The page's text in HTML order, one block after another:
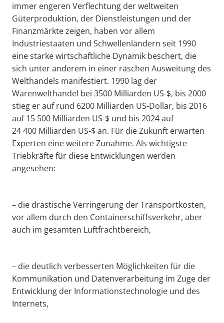
immer engeren Verflechtung der weltweiten
Güterproduktion, der Dienstleistungen und der
Finanzmärkte zeigen, haben vor allem
Industriestaaten und Schwellenländern seit 1990
eine starke wirtschaftliche Dynamik beschert, die
sich unter anderem in einer raschen Ausweitung des
Welthandels manifestiert. 1990 lag der
Warenwelthandel bei 3500 Milliarden US-$, bis 2000
stieg er auf rund 6200 Milliarden US-Dollar, bis 2016
auf 15 500 Milliarden US-$ und bis 2024 auf
24 400 Milliarden US-$ an. Für die Zukunft erwarten
Experten eine weitere Zunahme. Als wichtigste
Triebkräfte für diese Entwicklungen werden
angesehen:
– die drastische Verringerung der Transportkosten,
vor allem durch den Containerschiffsverkehr, aber
auch im gesamten Luftfrachtbereich,
– die deutlich verbesserten Möglichkeiten für die
Kommunikation und Datenverarbeitung im Zuge der
Entwicklung der Informationstechnologie und des
Internets,